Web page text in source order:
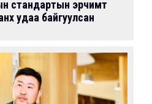
стандартын эрчимт
удаа байгуулсан